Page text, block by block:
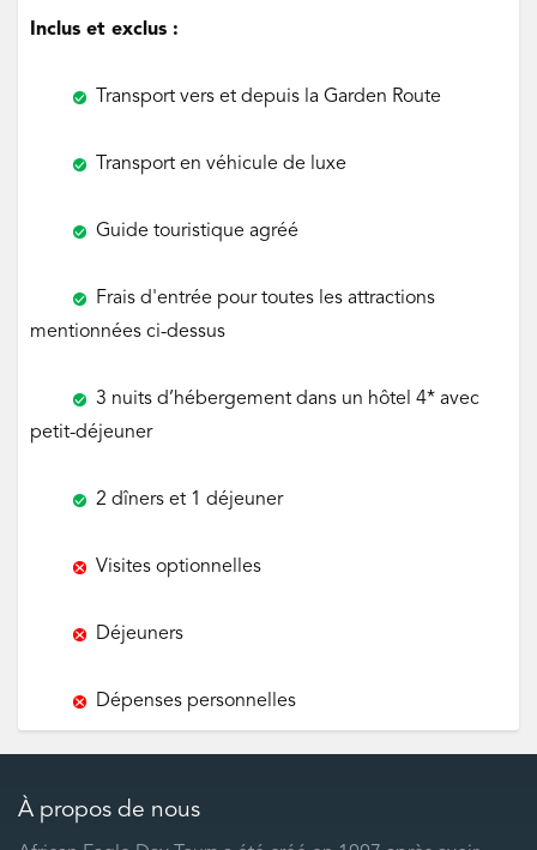
Inclus et exclus :
Transport vers et depuis la Garden Route
Transport en véhicule de luxe
Guide touristique agréé‌
Frais d'entrée pour toutes les attractions
mentionnées ci-dessus
3 nuits d’hébergement dans un hôtel 4* avec
petit-déjeuner
2 dîners et 1 déjeuner
Visites optionnelles
Déjeuners
Dépenses personnelles
À propos de nous